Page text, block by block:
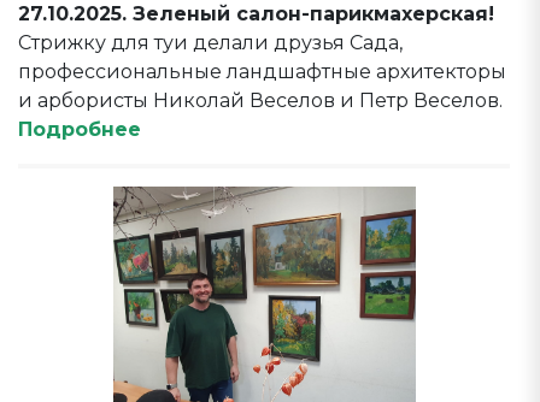
27.10.2025. Зеленый салон-парикмахерская!
Стрижку для туи делали друзья Сада,
профессиональные ландшафтные архитекторы
и арбористы Николай Веселов и Петр Веселов.
Подробнее